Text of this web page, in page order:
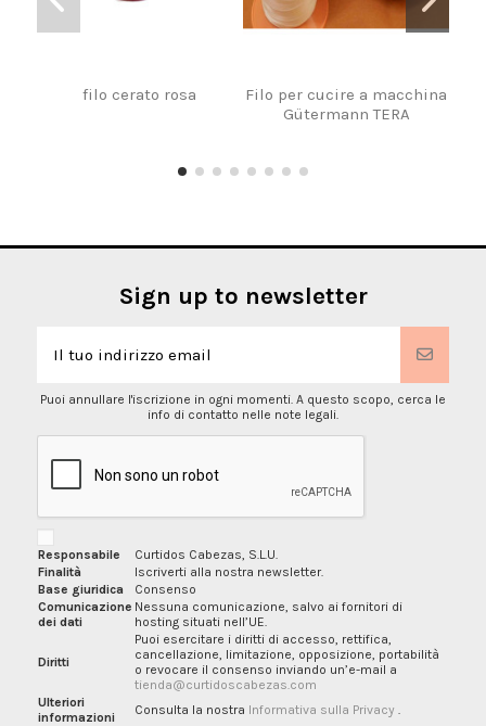
filo cerato rosa
Filo per cucire a macchina
Gütermann TERA
Sign up to newsletter
Puoi annullare l'iscrizione in ogni momenti. A questo scopo, cerca le
info di contatto nelle note legali.
Responsabile
Curtidos Cabezas, S.L.U.
Finalità
Iscriverti alla nostra newsletter.
Base giuridica
Consenso
Comunicazione
dei dati
Nessuna comunicazione, salvo ai fornitori di
hosting situati nell’UE.
Diritti
Puoi esercitare i diritti di accesso, rettifica,
cancellazione, limitazione, opposizione, portabilità
o revocare il consenso inviando un’e-mail a
tienda@curtidoscabezas.com
Ulteriori
informazioni
Consulta la nostra Informativa sulla Privacy